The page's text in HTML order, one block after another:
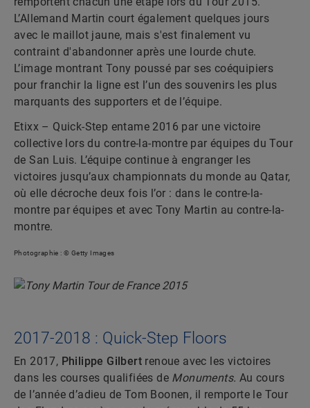
L’Allemand Martin court également quelques jours
avec le maillot jaune, mais s'est finalement vu
contraint d'abandonner après une lourde chute.
L’image montrant Tony poussé par ses coéquipiers
pour franchir la ligne est l’un des souvenirs les plus
marquants des supporters et de l’équipe.
Etixx – Quick-Step entame 2016 par une victoire
collective lors du contre-la-montre par équipes du Tour
de San Luis. L’équipe continue à engranger les
victoires jusqu’aux championnats du monde au Qatar,
où elle décroche deux fois l’or : dans le contre-la-
montre par équipes et avec Tony Martin au contre-la-
montre.
Photographie : © Getty Images
2017-2018 : Quick-Step Floors
En 2017, Philippe Gilbert renoue avec les victoires
dans les courses qualifiées de Monuments. Au cours
de l’année d’adieu de Tom Boonen, il remporte le Tour